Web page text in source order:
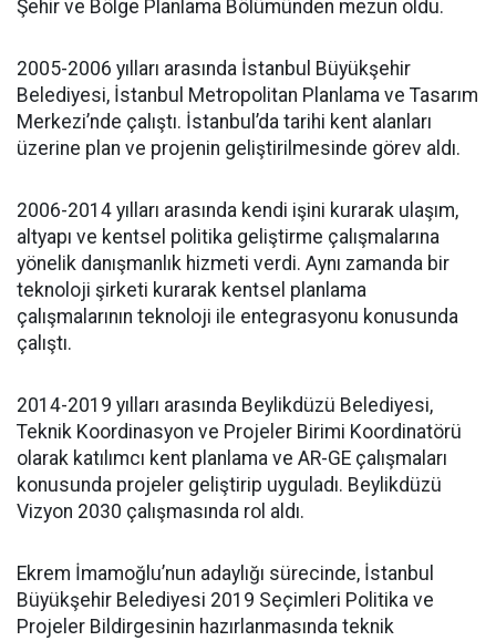
Şehir ve Bölge Planlama Bölümünden mezun oldu.
2005-2006 yılları arasında İstanbul Büyükşehir
Belediyesi, İstanbul Metropolitan Planlama ve Tasarım
Merkezi’nde çalıştı. İstanbul’da tarihi kent alanları
üzerine plan ve projenin geliştirilmesinde görev aldı.
2006-2014 yılları arasında kendi işini kurarak ulaşım,
altyapı ve kentsel politika geliştirme çalışmalarına
yönelik danışmanlık hizmeti verdi. Aynı zamanda bir
teknoloji şirketi kurarak kentsel planlama
çalışmalarının teknoloji ile entegrasyonu konusunda
çalıştı.
2014-2019 yılları arasında Beylikdüzü Belediyesi,
Teknik Koordinasyon ve Projeler Birimi Koordinatörü
olarak katılımcı kent planlama ve AR-GE çalışmaları
konusunda projeler geliştirip uyguladı. Beylikdüzü
Vizyon 2030 çalışmasında rol aldı.
Ekrem İmamoğlu’nun adaylığı sürecinde, İstanbul
Büyükşehir Belediyesi 2019 Seçimleri Politika ve
Projeler Bildirgesinin hazırlanmasında teknik